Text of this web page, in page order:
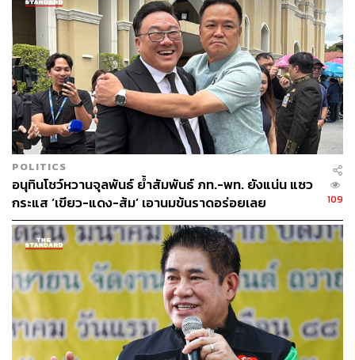
พีรวัสกล่าวทิ้งท้ายว่า กรณีซิน เคอ หยวน ยังไม่จบ ตราบใดที่
รัฐบาลยังไม่เปิดข้อมูลทั้งหมด ตราบใดที่นายกรัฐมนตรีไม่
กล้าออกมาตอบคำถาม และตราบใดที่ประชาชนยังสงสัยว่า
เหล็กผ่านจริงหรือแค่เอกสารผ่าน ฝ่ายค้านจะไม่ปล่อยให้เรื่อง
นี้ถูกกลบใต้โต๊ะราชการอย่างแน่นอน
“เหล็กหนึ่งเส้นไม่ได้แบกแค่เสาและคาน แต่มันแบกชีวิตคน
แบกครอบครัว และแบกศรัทธาของประชาชนต่อรัฐ ถ้านา
ยกฯ ยังตอบไม่ได้ว่าใครอยู่หลังการปลดล็อกครั้งนี้ ก็อย่าเพิ่ง
บอกให้ประชาชนเชื่อ เพราะวันนี้ประชาชนไม่ได้ต้องการคำ
หน้าไอ้โม่งที่คอยบงการอยู่หลังม่าน” พีรวัสกล่าว
TAGS: พีรวัส สมวงศ์
พรรคกล้าธรรม
บริษัท ซิน เคอ หยวน สตีล จำกัด
POLITICS
อนุทินโชว์หวานจุลพันธ์ ย้ำสัมพันธ์ ภท.-พท. ยังแน่น แซว
กระแส ‘เขียว-แดง-ส้ม’ เอานมข้นราดอร่อยเลย
109